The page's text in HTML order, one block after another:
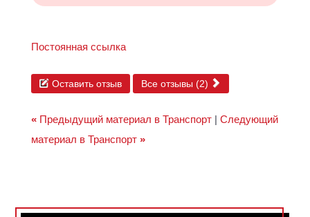
Постоянная ссылка
Оставить отзыв Все отзывы (2)
« Предыдущий материал в Транспорт
Следующий
материал в Транспорт »